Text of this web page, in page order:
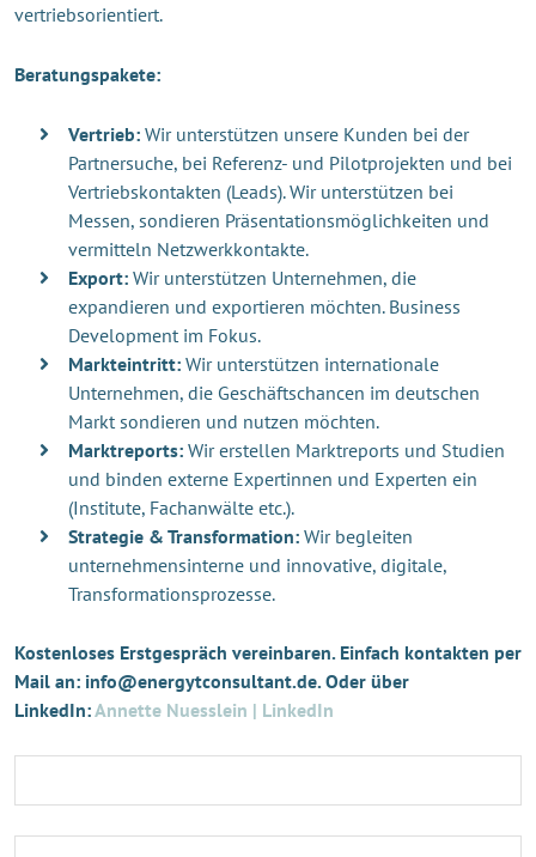
vertriebsorientiert.
Beratungspakete:
Vertrieb: Wir unterstützen unsere Kunden bei der
Partnersuche, bei Referenz- und Pilotprojekten und bei
Vertriebskontakten (Leads). Wir unterstützen bei
Messen, sondieren Präsentationsmöglichkeiten und
vermitteln Netzwerkkontakte.
Export: Wir unterstützen Unternehmen, die
expandieren und exportieren möchten. Business
Development im Fokus.
Markteintritt: Wir unterstützen internationale
Unternehmen, die Geschäftschancen im deutschen
Markt sondieren und nutzen möchten.
Marktreports: Wir erstellen Marktreports und Studien
und binden externe Expertinnen und Experten ein
(Institute, Fachanwälte etc.).
Strategie & Transformation: Wir begleiten
unternehmensinterne und innovative, digitale,
Transformationsprozesse.
Kostenloses Erstgespräch vereinbaren. Einfach kontakten per
Mail an: info@energytconsultant.de. Oder über
LinkedIn:Annette Nuesslein | LinkedIn